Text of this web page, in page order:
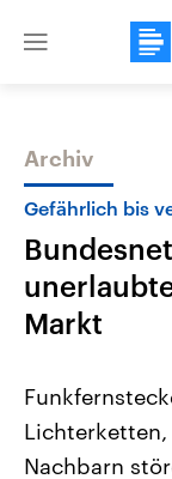
Close
Themen
2026
Alle Informationen
Sachsen-Anhalt
Archiv
Gefährlich bis
Markt
Nachbarn